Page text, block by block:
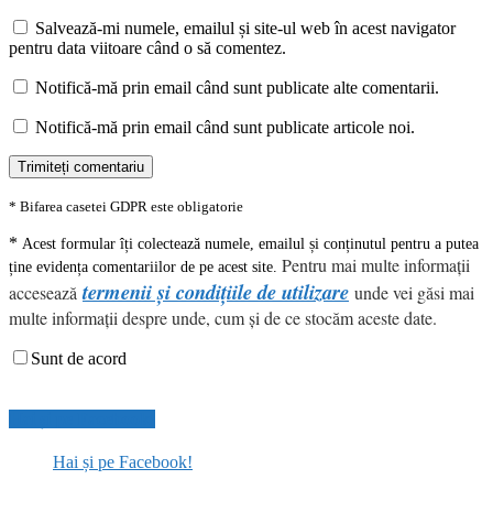
Salvează-mi numele, emailul și site-ul web în acest navigator
pentru data viitoare când o să comentez.
Notifică-mă prin email când sunt publicate alte comentarii.
Notifică-mă prin email când sunt publicate articole noi.
* Bifarea casetei GDPR este obligatorie
* Acest formular îți colectează numele, emailul și conținutul pentru a putea
ține evidența comentariilor de pe acest site. Pentru mai multe informații
acceseazătermenii și condițiile de utilizare unde vei găsi mai
multe informații despre unde, cum și de ce stocăm aceste date.
Sunt de acord
Hai și pe Facebook!